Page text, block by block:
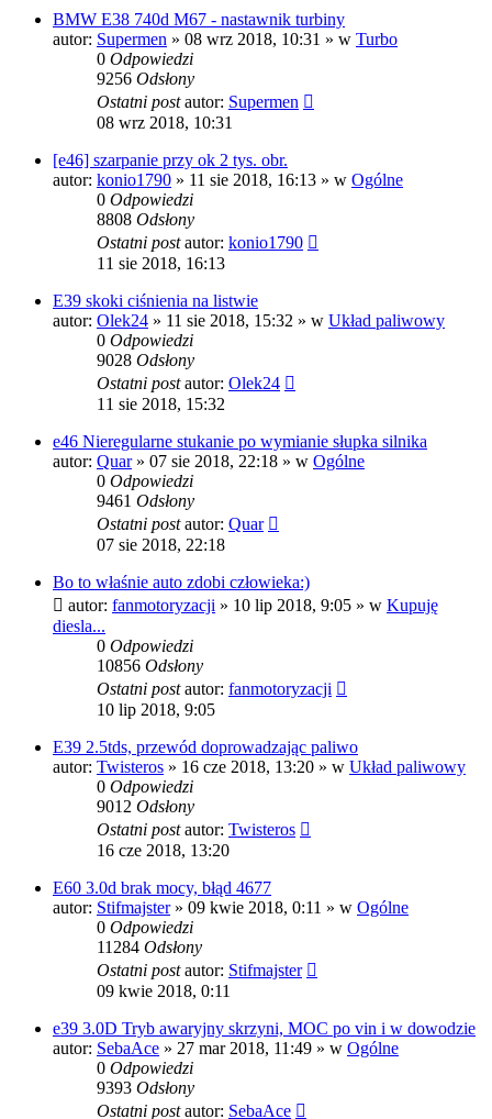
BMW E38 740d M67 - nastawnik turbiny
autor: Supermen » 08 wrz 2018, 10:31 » w Turbo
0 Odpowiedzi
9256 Odsłony
Ostatni postautor: Supermen
08 wrz 2018, 10:31
[e46] szarpanie przy ok 2 tys. obr.
autor: konio1790 » 11 sie 2018, 16:13 » w Ogólne
0 Odpowiedzi
8808 Odsłony
Ostatni postautor: konio1790
11 sie 2018, 16:13
E39 skoki ciśnienia na listwie
autor: Olek24 » 11 sie 2018, 15:32 » w Układ paliwowy
0 Odpowiedzi
9028 Odsłony
Ostatni postautor: Olek24
11 sie 2018, 15:32
e46 Nieregularne stukanie po wymianie słupka silnika
autor: Quar» 07 sie 2018, 22:18 » w Ogólne
0 Odpowiedzi
9461 Odsłony
Ostatni postautor: Quar
07 sie 2018, 22:18
Bo to właśnie auto zdobi człowieka:)
autor: fanmotoryzacji » 10 lip 2018, 9:05 » w Kupuję
diesla...
0 Odpowiedzi
10856 Odsłony
Ostatni postautor: fanmotoryzacji
10 lip 2018, 9:05
E39 2.5tds, przewód doprowadzając paliwo
autor: Twisteros » 16 cze 2018, 13:20 » w Układ paliwowy
0 Odpowiedzi
9012 Odsłony
Ostatni postautor: Twisteros
16 cze 2018, 13:20
E60 3.0d brak mocy, błąd 4677
autor: Stifmajster» 09 kwie 2018, 0:11 » w Ogólne
0 Odpowiedzi
11284 Odsłony
Ostatni postautor: Stifmajster
09 kwie 2018, 0:11
e39 3.0D Tryb awaryjny skrzyni, MOC po vin i w dowodzie
autor: SebaAce » 27 mar 2018, 11:49 » w Ogólne
0 Odpowiedzi
9393 Odsłony
Ostatni postautor: SebaAce